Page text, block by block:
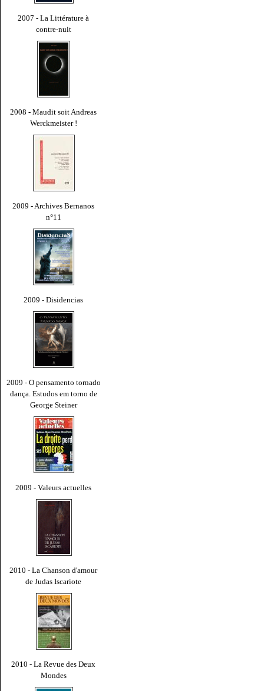
2007 - La Littérature à
contre-nuit
2008 - Maudit soit Andreas
Werckmeister !
2009 - Archives Bernanos
n°11
2009 - Disidencias
2009 - O pensamento tornado
dança. Estudos em torno de
George Steiner
2009 - Valeurs actuelles
2010 - La Chanson d'amour
de Judas Iscariote
2010 - La Revue des Deux
Mondes